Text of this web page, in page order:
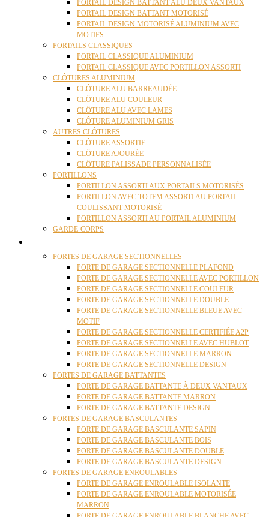
PORTAIL DESIGN BATTANT ALU DEUX VANTAUX
PORTAIL DESIGN BATTANT MOTORISÉ
PORTAIL DESIGN MOTORISÉ ALUMINIUM AVEC
MOTIFS
PORTAILS CLASSIQUES
PORTAIL CLASSIQUE ALUMINIUM
PORTAIL CLASSIQUE AVEC PORTILLON ASSORTI
CLÔTURES ALUMINIUM
CLÔTURE ALU BARREAUDÉE
CLÔTURE ALU COULEUR
CLÔTURE ALU AVEC LAMES
CLÔTURE ALUMINIUM GRIS
AUTRES CLÔTURES
CLÔTURE ASSORTIE
CLÔTURE AJOURÉE
CLÔTURE PALISSADE PERSONNALISÉE
PORTILLONS
PORTILLON ASSORTI AUX PORTAILS MOTORISÉS
PORTILLON AVEC TOTEM ASSORTI AU PORTAIL
COULISSANT MOTORISÉ
PORTILLON ASSORTI AU PORTAIL ALUMINIUM
GARDE-CORPS
PORTES DE GARAGE SECTIONNELLES
PORTE DE GARAGE SECTIONNELLE PLAFOND
PORTE DE GARAGE SECTIONNELLE AVEC PORTILLON
PORTE DE GARAGE SECTIONNELLE COULEUR
PORTE DE GARAGE SECTIONNELLE DOUBLE
PORTE DE GARAGE SECTIONNELLE BLEUE AVEC
MOTIF
PORTE DE GARAGE SECTIONNELLE CERTIFIÉE A2P
PORTE DE GARAGE SECTIONNELLE AVEC HUBLOT
PORTE DE GARAGE SECTIONNELLE MARRON
PORTE DE GARAGE SECTIONNELLE DESIGN
PORTES DE GARAGE BATTANTES
PORTE DE GARAGE BATTANTE À DEUX VANTAUX
PORTE DE GARAGE BATTANTE MARRON
PORTE DE GARAGE BATTANTE DESIGN
PORTES DE GARAGE BASCULANTES
PORTE DE GARAGE BASCULANTE SAPIN
PORTE DE GARAGE BASCULANTE BOIS
PORTE DE GARAGE BASCULANTE DOUBLE
PORTE DE GARAGE BASCULANTE DESIGN
PORTES DE GARAGE ENROULABLES
PORTE DE GARAGE ENROULABLE ISOLANTE
PORTE DE GARAGE ENROULABLE MOTORISÉE
MARRON